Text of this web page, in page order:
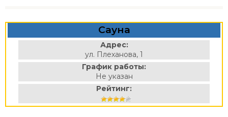
Сауна
Адрес:
ул. Плеханова, 1
График работы:
Не указан
Рейтинг: